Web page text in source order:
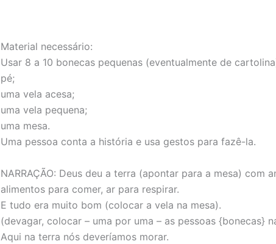
Material necessário:
Usar 8 a 10 bonecas pequenas (eventualmente de
pé;
uma vela acesa;
uma vela pequena;
uma mesa.
Uma pessoa conta a história e usa gestos para fazê-la.
NARRAÇÃO: Deus deu a terra (apontar para a mesa) com
alimentos para comer, ar para respirar.
E tudo era muito bom (colocar a vela na mesa).
(devagar, colocar – uma por uma – as pessoas {bonecas}
Aqui na terra nós deveríamos morar.